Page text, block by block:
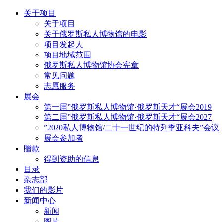
关于项目
关于项目
关于俄罗斯私人博物馆的电影
项目发起人
项目地域范围
俄罗斯私人博物馆协会宪章
常见问题
志愿服务
展会
第一届”俄罗斯私人博物馆·俄罗斯天才“展会2019
第二届”俄罗斯私人博物馆·俄罗斯天才“展会2027
”2020私人博物馆/二十一世纪的特列季亚科夫”会议
展会参加者
贈款
得到资助的信息
目录
杂志部
我们的影片
新闻中心
新闻